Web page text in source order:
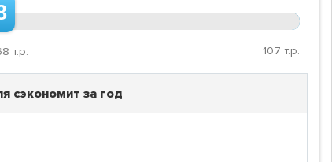
т.р. 107 т.р.
сэкономит за год